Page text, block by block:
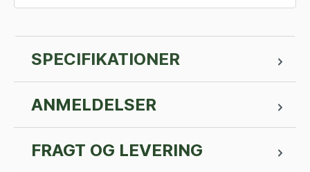
SPECIFIKATIONER
ANMELDELSER
FRAGT OG LEVERING